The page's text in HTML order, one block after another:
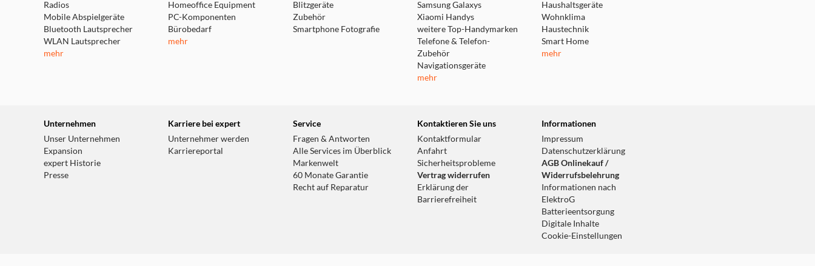
Radios
Mobile Abspielgeräte
Bluetooth Lautsprecher
WLAN Lautsprecher
mehr
Homeoffice Equipment
PC-Komponenten
Bürobedarf
mehr
Blitzgeräte
Zubehör
Smartphone Fotografie
Samsung Galaxys
Xiaomi Handys
weitere Top-Handymarken
Telefone & Telefon-
Zubehör
Navigationsgeräte
mehr
Haushaltsgeräte
Wohnklima
Haustechnik
Smart Home
mehr
Unternehmen
Unser Unternehmen
Expansion
expert Historie
Presse
Karriere bei expert
Unternehmer werden
Karriereportal
Service
Fragen & Antworten
Alle Services im Überblick
Markenwelt
60 Monate Garantie
Recht auf Reparatur
Kontaktieren Sie uns
Kontaktformular
Anfahrt
Sicherheitsprobleme
Vertrag widerrufen
Erklärung der
Barrierefreiheit
Informationen
Impressum
Datenschutzerklärung
AGB Onlinekauf /
Widerrufsbelehrung
Informationen nach
ElektroG
Batterieentsorgung
Digitale Inhalte
Cookie-Einstellungen